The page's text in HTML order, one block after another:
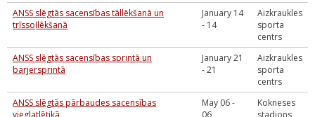
ANSS slēgtās sacensības tāllēkšanā un
trīssoļlēkšanā
January 14
- 14
Aizkraukles
sporta
centrs
ANSS slēgtās sacensības sprintā un
barjersprintā
January 21
- 21
Aizkraukles
sporta
centrs
ANSS slēgtās pārbaudes sacensības
vieglatlētikā
May 06 -
06
Kokneses
stadions